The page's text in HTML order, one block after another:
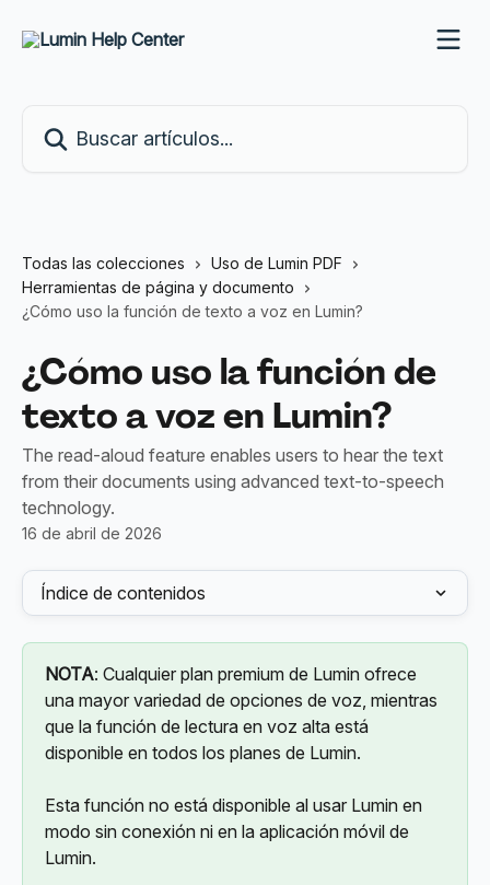
Todas las colecciones
Uso de Lumin PDF
Herramientas de página y documento
¿Cómo uso la función de texto a voz en Lumin?
¿Cómo uso la función de
texto a voz en Lumin?
The read-aloud feature enables users to hear the text
from their documents using advanced text-to-speech
technology.
16 de abril de 2026
Índice de contenidos
NOTA: Cualquier plan premium de Lumin ofrece
una mayor variedad de opciones de voz, mientras
que la función de lectura en voz alta está
disponible en todos los planes de Lumin.
Esta función no está disponible al usar Lumin en
modo sin conexión ni en la aplicación móvil de
Lumin.